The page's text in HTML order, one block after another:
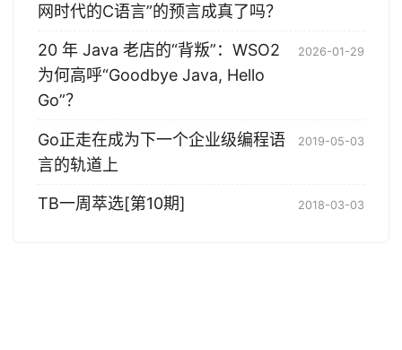
网时代的C语言”的预言成真了吗？
20 年 Java 老店的“背叛”：WSO2
为何高呼“Goodbye Java, Hello
Go”？
2026-01-29
Go正走在成为下一个企业级编程语
言的轨道上
2019-05-03
TB一周萃选[第10期] 2018-03-03